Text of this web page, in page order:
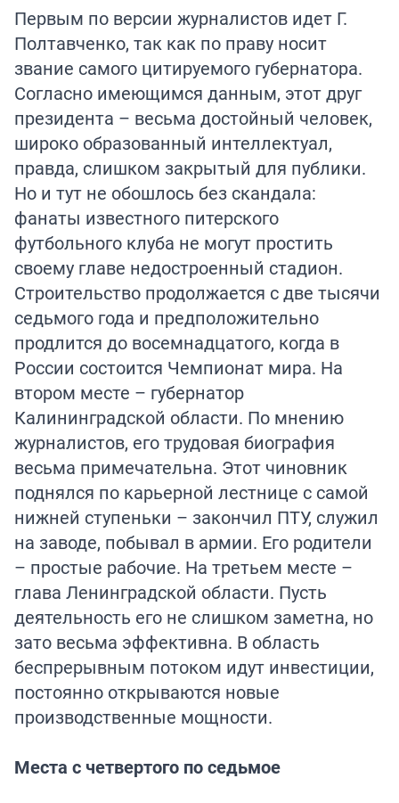
Первым по версии журналистов идет Г.
Полтавченко, так как по праву носит
звание самого цитируемого губернатора.
Согласно имеющимся данным, этот друг
президента – весьма достойный человек,
широко образованный интеллектуал,
правда, слишком закрытый для публики.
Но и тут не обошлось без скандала:
фанаты известного питерского
футбольного клуба не могут простить
своему главе недостроенный стадион.
Строительство продолжается с две тысячи
седьмого года и предположительно
продлится до восемнадцатого, когда в
России состоится Чемпионат мира. На
втором месте – губернатор
Калининградской области. По мнению
журналистов, его трудовая биография
весьма примечательна. Этот чиновник
поднялся по карьерной лестнице с самой
нижней ступеньки – закончил ПТУ, служил
на заводе, побывал в армии. Его родители
– простые рабочие. На третьем месте –
глава Ленинградской области. Пусть
деятельность его не слишком заметна, но
зато весьма эффективна. В область
беспрерывным потоком идут инвестиции,
постоянно открываются новые
производственные мощности.
Места с четвертого по седьмое